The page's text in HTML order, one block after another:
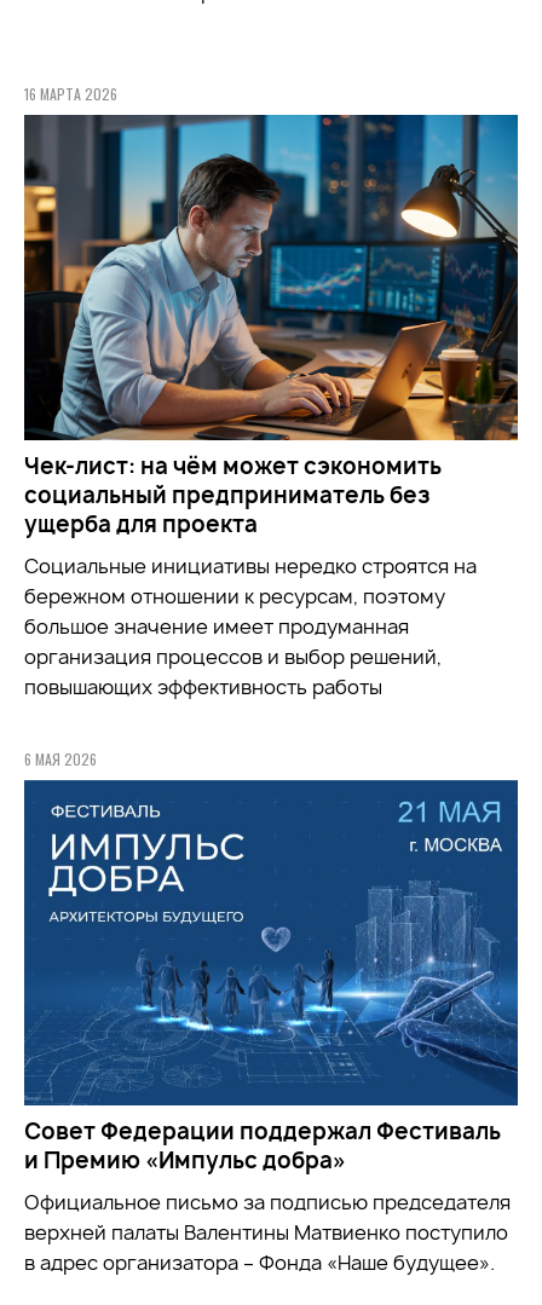
16 МАРТА 2026
Чек-лист: на чём может сэкономить
социальный предприниматель без
ущерба для проекта
Социальные инициативы нередко строятся на
бережном отношении к ресурсам, поэтому
большое значение имеет продуманная
организация процессов и выбор решений,
повышающих эффективность работы
6 МАЯ 2026
Совет Федерации поддержал Фестиваль
и Премию «Импульс добра»
Официальное письмо за подписью председателя
верхней палаты Валентины Матвиенко поступило
в адрес организатора – Фонда «Наше будущее».